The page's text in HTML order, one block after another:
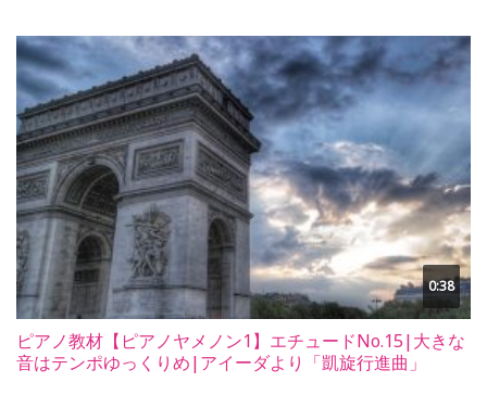
0:38
ピアノ教材【ピアノヤメノン1】エチュードNo.15|大きな
音はテンポゆっくりめ|アイーダより「凱旋行進曲」